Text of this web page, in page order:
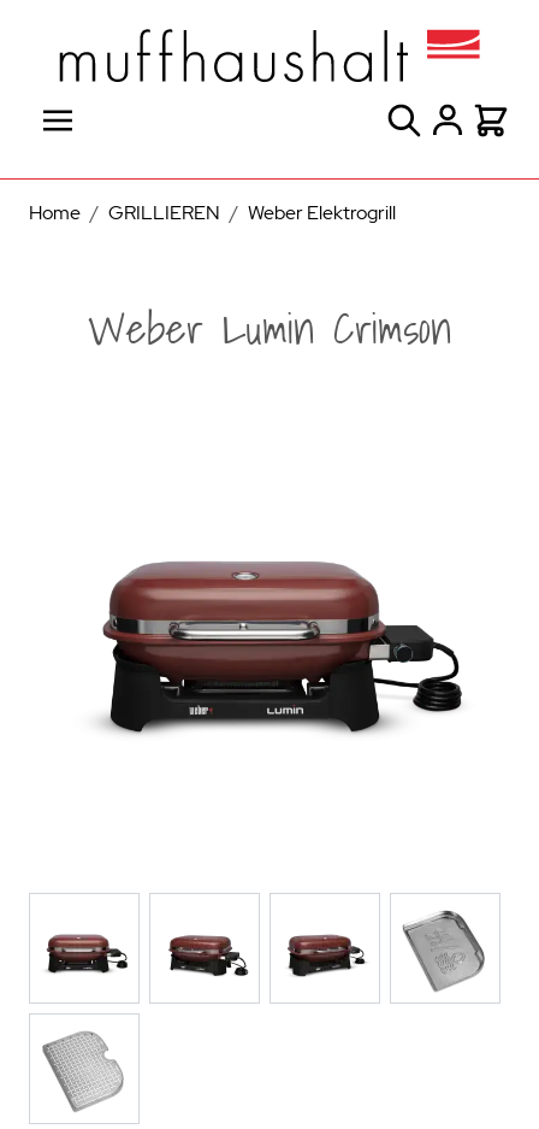
Suche
Home / GRILLIEREN / Weber Elektrogrill
Weber Lumin Crimson